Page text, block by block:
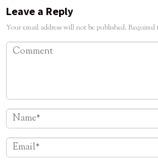
Leave a Reply
Your email address will not be published. Required